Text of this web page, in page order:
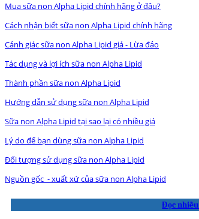
Mua sữa non Alpha Lipid chính hãng ở đâu?
Cách nhận biết sữa non Alpha Lipid chính hãng
Cảnh giác sữa non Alpha Lipid giả - Lừa đảo
Tác dụng và lợi ích sữa non Alpha Lipid
Thành phần sữa non Alpha Lipid
Hướng dẫn sử dụng sữa non Alpha Lipid
Sữa non Alpha Lipid tại sao lại có nhiều giá
Lý do để bạn dùng sữa non Alpha Lipid
Đối tượng sử dụng sữa non Alpha Lipid
Nguồn gốc - xuất xứ của sữa non Alpha Lipid
Đọc nhiều